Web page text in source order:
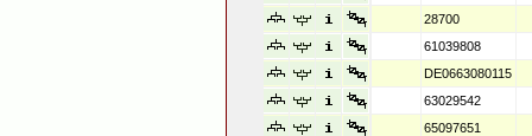
28700
61039808
DE0663080115
63029542
65097651